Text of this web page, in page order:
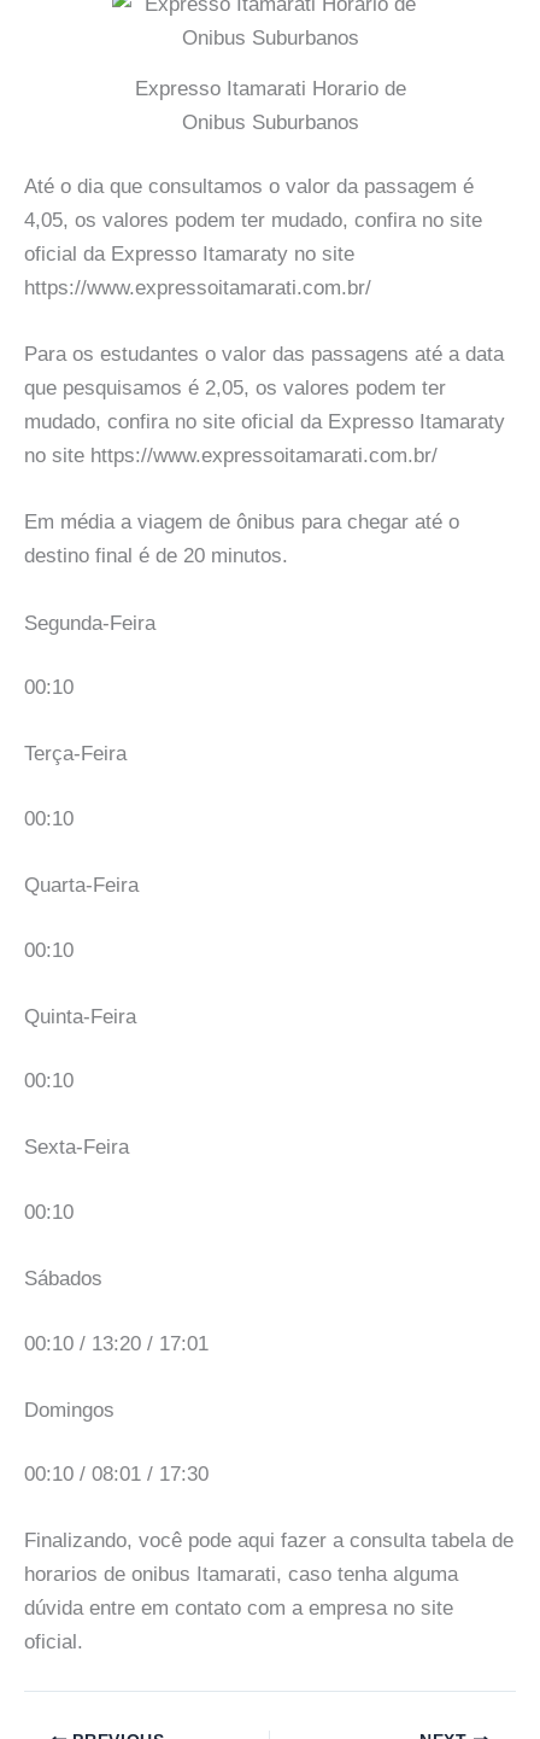
Expresso Itamarati Horario de
Onibus Suburbanos
Até o dia que consultamos o valor da passagem é
4,05, os valores podem ter mudado, confira no site
oficial da Expresso Itamaraty no site
https://www.expressoitamarati.com.br/
Para os estudantes o valor das passagens até a data
que pesquisamos é 2,05, os valores podem ter
mudado, confira no site oficial da Expresso Itamaraty
no site https://www.expressoitamarati.com.br/
Em média a viagem de ônibus para chegar até o
destino final é de 20 minutos.
Segunda-Feira
00:10
Terça-Feira
00:10
Quarta-Feira
00:10
Quinta-Feira
00:10
Sexta-Feira
00:10
Sábados
00:10 / 13:20 / 17:01
Domingos
00:10 / 08:01 / 17:30
Finalizando, você pode aqui fazer a consulta tabela de
horarios de onibus Itamarati, caso tenha alguma
dúvida entre em contato com a empresa no site
oficial.